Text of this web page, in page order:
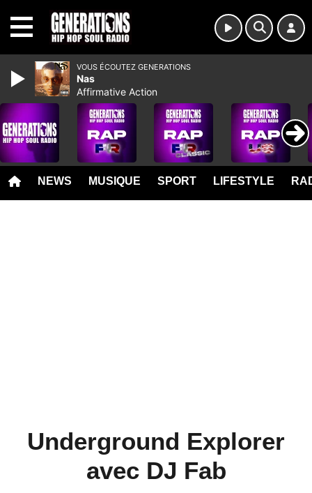
NEWS MUSIQUE SPORT LIFESTYLE
Underground Explorer
avec DJ Fab
VOUS ÉCOUTEZ GENERATIONS
Nas
Affirmative Action